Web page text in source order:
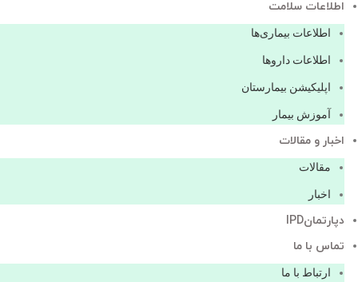
اطلاعات سلامت
اطلاعات بیماری‌ها
اطلاعات دارو‌ها
اپليكيشن بيمارستان
آموزش بیمار
اخبار و مقالات
مقالات
اخبار
دپارتمانIPD
تماس با ما
ارتباط با ما